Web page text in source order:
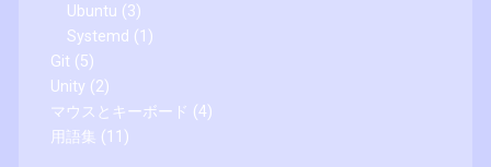
Ubuntu (3)
Systemd (1)
Git (5)
Unity (2)
マウスとキーボード (4)
用語集 (11)